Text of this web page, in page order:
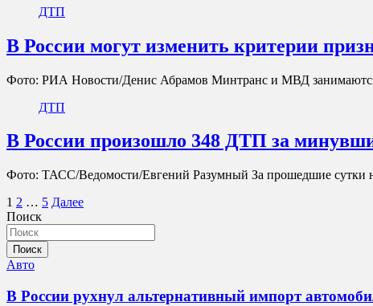
ДТП
В России могут изменить критерии
Фото: РИА Новости/Денис Абрамов Минтранс и МВД занимаются
ДТП
В России произошло 348 ДТП за
Фото: ТАСС/Ведомости/Евгений Разумный За прошедшие сутки
Пагинация
записей
1 2 … 5 Далее
Поиск
Поиск
Авто
В России рухнул альтернативный импорт